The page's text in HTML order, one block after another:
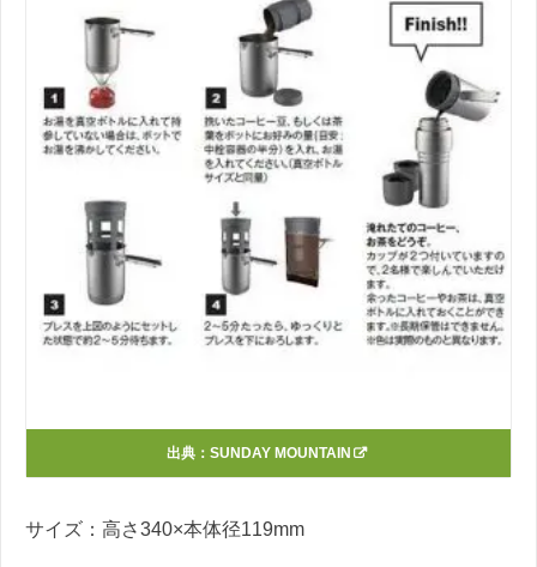
出典： SUNDAY MOUNTAIN
サイズ：高さ340×本体径119mm